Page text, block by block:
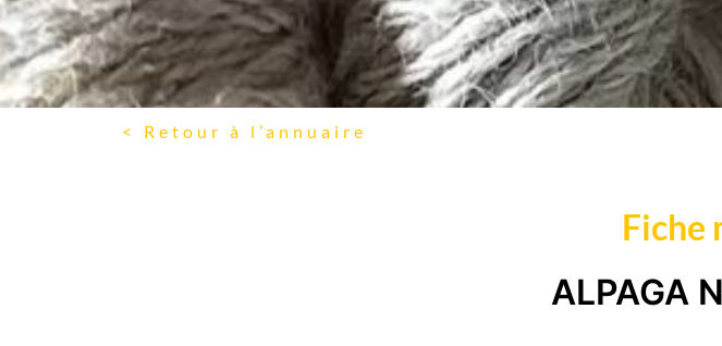
< Retour à l’annuaire
Fiche
ALPAGA